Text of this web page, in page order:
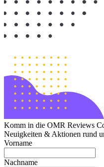
Komm in die OMR Reviews
Neuigkeiten & Aktionen rund
Vorname
Nachname